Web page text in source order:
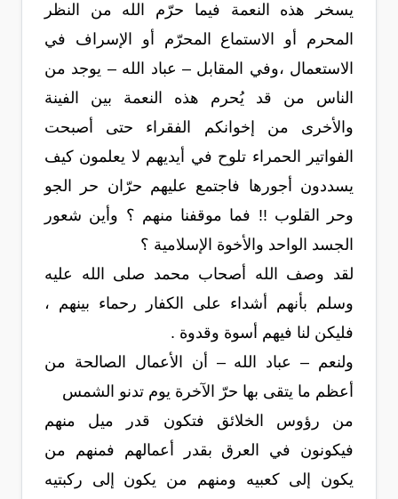
يسخر هذه النعمة فيما حرّم الله من النظر
المحرم أو الاستماع المحرّم أو الإسراف في
الاستعمال ،وفي المقابل – عباد الله – يوجد من
الناس من قد يُحرم هذه النعمة بين الفينة
والأخرى من إخوانكم الفقراء حتى أصبحت
الفواتير الحمراء تلوح في أيديهم لا يعلمون كيف
يسددون أجورها فاجتمع عليهم حرّان حر الجو
وحر القلوب !! فما موقفنا منهم ؟ وأين شعور
الجسد الواحد والأخوة الإسلامية ؟
لقد وصف الله أصحاب محمد صلى الله عليه
وسلم بأنهم أشداء على الكفار رحماء بينهم ،
فليكن لنا فيهم أسوة وقدوة .
ولنعم – عباد الله – أن الأعمال الصالحة من
أعظم ما يتقى بها حرّ الآخرة يوم تدنو الشمس
من رؤوس الخلائق فتكون قدر ميل منهم
فيكونون في العرق بقدر أعمالهم فمنهم من
يكون إلى كعبيه ومنهم من يكون إلى ركبتيه